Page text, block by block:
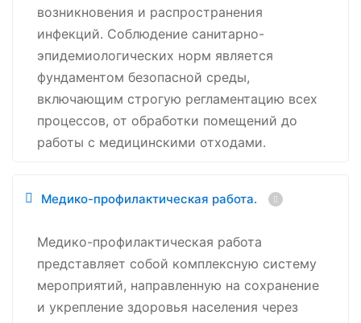
возникновения и распространения
инфекций. Соблюдение санитарно-
эпидемиологических норм является
фундаментом безопасной среды,
включающим строгую регламентацию всех
процессов, от обработки помещений до
работы с медицинскими отходами.
Медико-профилактическая работа.
Медико-профилактическая работа
представляет собой комплексную систему
мероприятий, направленную на сохранение
и укрепление здоровья населения через